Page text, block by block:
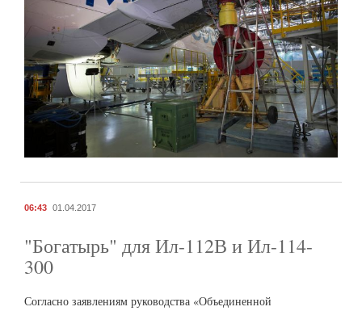
06:43 01.04.2017
"Богатырь" для Ил-112В и Ил-114-
300
Согласно заявлениям руководства «Объединенной